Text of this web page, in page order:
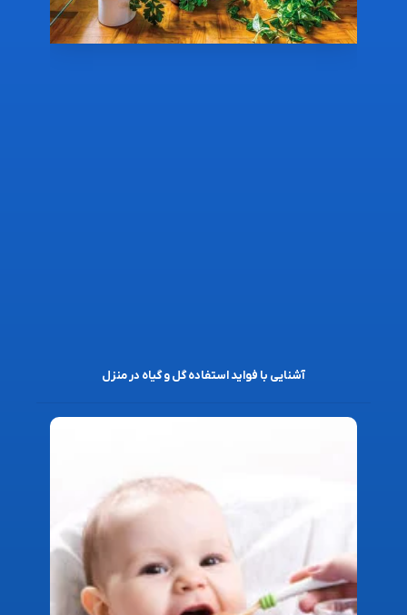
آشنایی با فواید استفاده گل و گیاه در منزل